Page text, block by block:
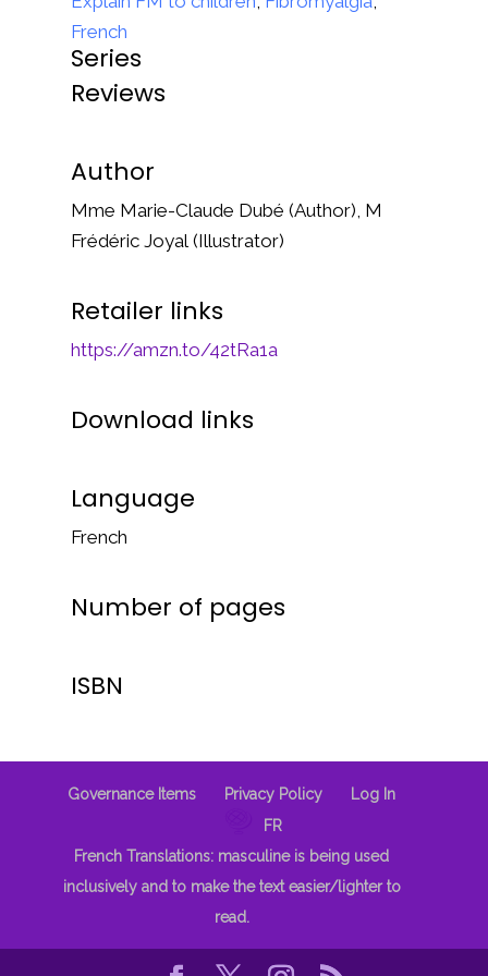
French
Series
Reviews
Author
Mme Marie-Claude Dubé (Author), M
Frédéric Joyal (Illustrator)
Retailer links
https://amzn.to/42tRa1a
Download links
Language
French
Number of pages
ISBN
Governance Items Privacy Policy
Log In
FR
French Translations: masculine is being used
inclusively and to make the text easier/lighter to
read.